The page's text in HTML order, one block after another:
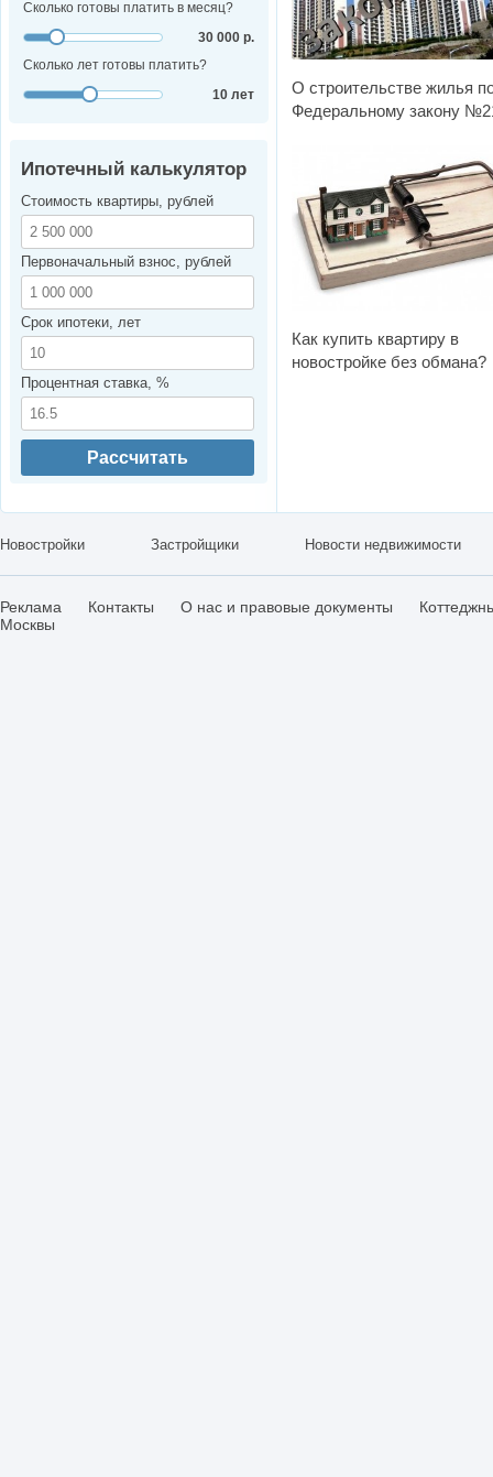
О строительстве жилья
Федеральному закону
Как купить квартиру в
новостройке без обмана?
Сколько готовы платить в месяц?
30 000 р.
Сколько лет готовы платить?
10 лет
Ипотечный калькулятор
Стоимость квартиры, рублей
Первоначальный взнос, рублей
Срок ипотеки, лет
Процентная ставка, %
Рассчитать
Новостройки Застройщики Новости недвижимости
Реклама Контакты О нас и правовые документы
Москвы